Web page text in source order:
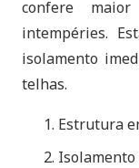
confere
intempéries.
isolamento
telhas.
Estrutura